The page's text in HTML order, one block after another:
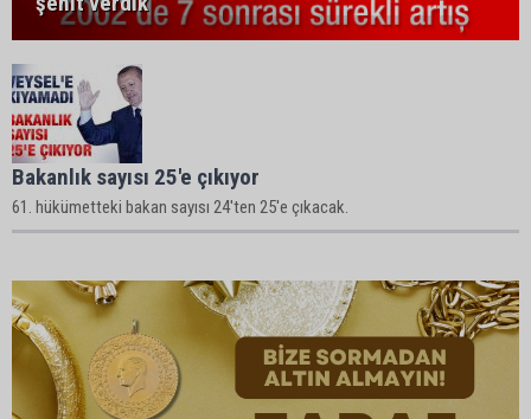
Bakanlık sayısı 25'e çıkıyor
61. hükümetteki bakan sayısı 24'ten 25'e çıkacak.